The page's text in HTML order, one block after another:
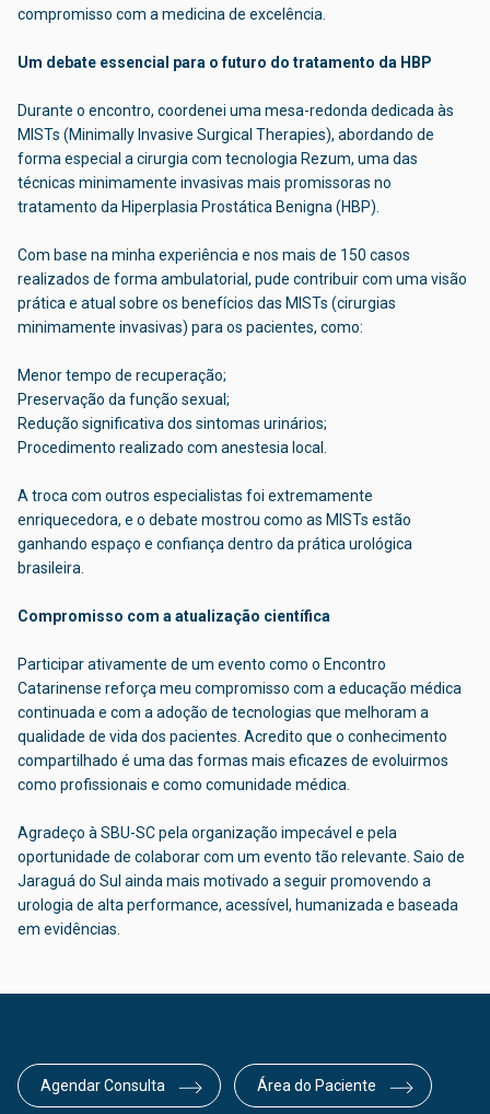
compromisso com a medicina de excelência.
Um debate essencial para o futuro do tratamento da HBP
Durante o encontro, coordenei uma mesa-redonda dedicada às
MISTs (Minimally Invasive Surgical Therapies), abordando de
forma especial a cirurgia com tecnologia Rezum, uma das
técnicas minimamente invasivas mais promissoras no
tratamento da Hiperplasia Prostática Benigna (HBP).
Com base na minha experiência e nos mais de 150 casos
realizados de forma ambulatorial, pude contribuir com uma visão
prática e atual sobre os benefícios das MISTs (cirurgias
minimamente invasivas) para os pacientes, como:
Menor tempo de recuperação;
Preservação da função sexual;
Redução significativa dos sintomas urinários;
Procedimento realizado com anestesia local.
A troca com outros especialistas foi extremamente
enriquecedora, e o debate mostrou como as MISTs estão
ganhando espaço e confiança dentro da prática urológica
brasileira.
Compromisso com a atualização científica
Participar ativamente de um evento como o Encontro
Catarinense reforça meu compromisso com a educação médica
continuada e com a adoção de tecnologias que melhoram a
qualidade de vida dos pacientes. Acredito que o conhecimento
compartilhado é uma das formas mais eficazes de evoluirmos
como profissionais e como comunidade médica.
Agradeço à SBU-SC pela organização impecável e pela
oportunidade de colaborar com um evento tão relevante. Saio de
Jaraguá do Sul ainda mais motivado a seguir promovendo a
urologia de alta performance, acessível, humanizada e baseada
em evidências.
Agendar Consulta Área do Paciente